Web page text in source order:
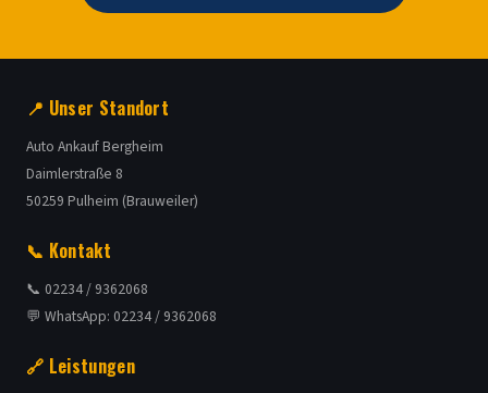
📍 Unser Standort
Auto Ankauf Bergheim
Daimlerstraße 8
50259 Pulheim (Brauweiler)
📞 Kontakt
📞 02234 / 9362068
💬 WhatsApp: 02234 / 9362068
🔗 Leistungen